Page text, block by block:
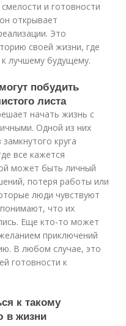
и готовности
открывает
Это
своей жизни, где
лучшему будущему.
побудить
листа
начать жизнь с
Одной из них
круга
все кажется
может быть личный
потеря работы или
люди чувствуют
что их
Еще кто-то может
приключений
В любом случае, это
готовности к
к такому
в жизни